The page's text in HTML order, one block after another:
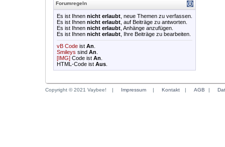
Forumregeln
Es ist Ihnen nicht erlaubt , neue Themen zu verfassen.
Es ist Ihnen nicht erlaubt , auf Beiträge zu antworten.
Es ist Ihnen nicht erlaubt , Anhänge anzufügen.
Es ist Ihnen nicht erlaubt , Ihre Beiträge zu bearbeiten.
vB Code ist An
Smileys sind An
[IMG] Code ist An
HTML-Code ist Aus
Copyright © 2021 Vaybee! | Impressum | Kontakt | AGB |